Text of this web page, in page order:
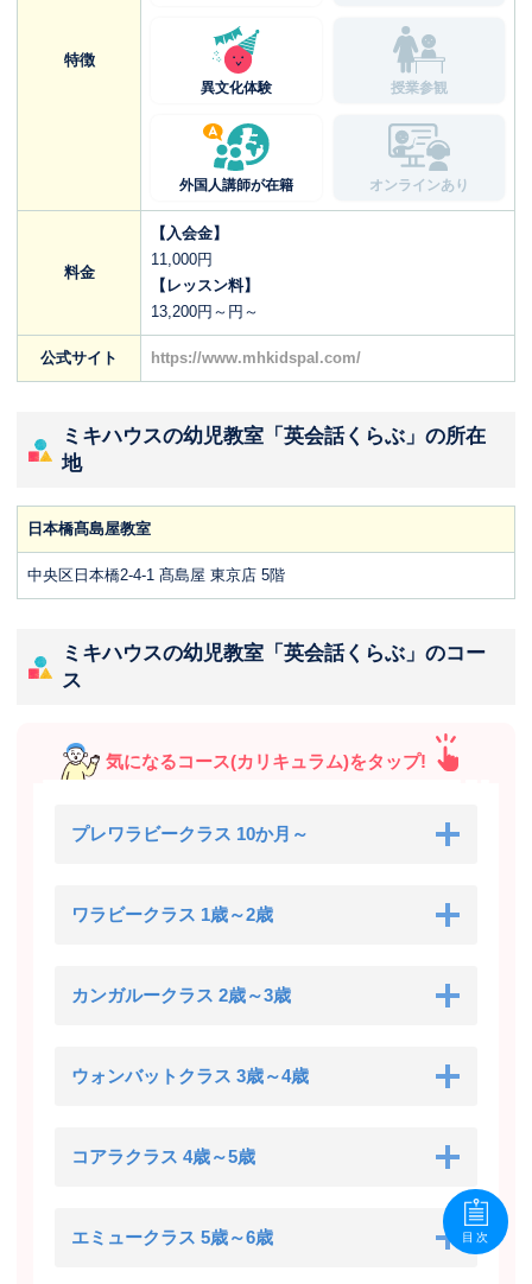
特徴
異文化体験 授業参観
外国人講師が在籍 オンラインあり
料金
【入会金】
11,000円
【レッスン料】
13,200円～円～
公式サイト https://www.mhkidspal.com/
ミキハウスの幼児教室「英会話くらぶ」の所在
地
日本橋髙島屋教室
中央区日本橋2-4-1 髙島屋 東京店 5階
ミキハウスの幼児教室「英会話くらぶ」のコー
ス
気になるコース(カリキュラム)をタップ!
プレワラビークラス 10か月～
ワラビークラス 1歳～2歳
カンガルークラス 2歳～3歳
ウォンバットクラス 3歳～4歳
コアラクラス 4歳～5歳
エミュークラス 5歳～6歳 目次